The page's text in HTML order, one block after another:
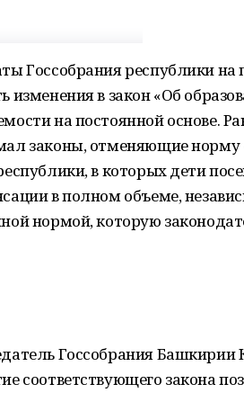
Госсобрания республики
изменения в закон «Об
на постоянной основе.
законы, отменяющие норму
в которых дети
в полном объеме,
нормой, которую
Госсобрания Башкирии
соответствующего закона